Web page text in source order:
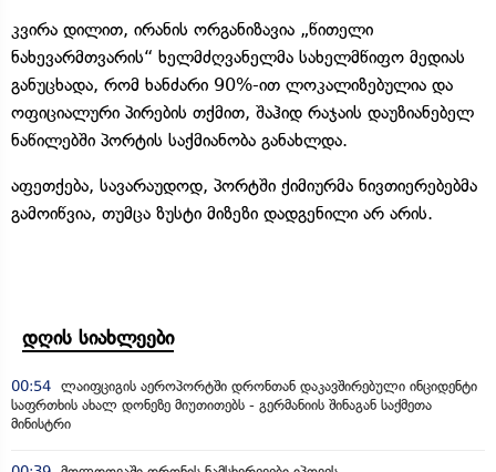
კვირა დილით, ირანის ორგანიზავია „წითელი
ნახევარმთვარის“ ხელმძღვანელმა სახელმწიფო მედიას
განუცხადა, რომ ხანძარი 90%-ით ლოკალიზებულია და
ოფიციალური პირების თქმით, შაჰიდ რაჯაის დაუზიანებელ
ნაწილებში პორტის საქმიანობა განახლდა.
აფეთქება, სავარაუდოდ, პორტში ქიმიურმა ნივთიერებებმა
გამოიწვია, თუმცა ზუსტი მიზეზი დადგენილი არ არის.
დღის სიახლეები
00:54 ლაიფციგის აეროპორტში დრონთან დაკავშირებული ინციდენტი
საფრთხის ახალ დონეზე მიუთითებს - გერმანიის შინაგან საქმეთა
მინისტრი